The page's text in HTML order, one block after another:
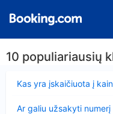
10 populiariausių
Kas yra įskaičiuota į
Ar galiu užsakyti